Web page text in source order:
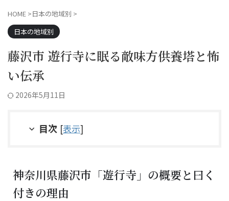
HOME >日本の地域別 >
日本の地域別
藤沢市 遊行寺に眠る敵味方供養塔と怖
い伝承
2026年5月11日
目次 [表示]
神奈川県藤沢市「遊行寺」の概要と曰く
付きの理由